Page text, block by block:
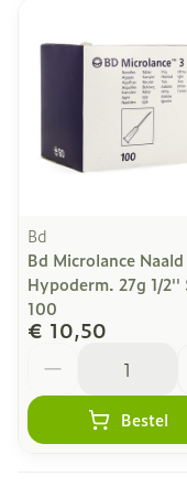
Bd
Bd Microlance Naald
Hypoderm. 27g 1/2''
100
€ 10,50
Bestel